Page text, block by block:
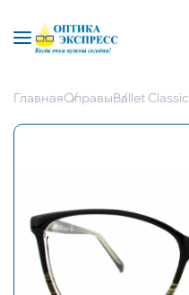
ГлавнаяОправыBallet Classic